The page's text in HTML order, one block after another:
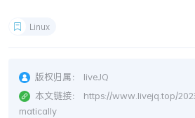
Linux
版权归属：
liveJQ
本文链接：
https://www.livejq.top/
matically